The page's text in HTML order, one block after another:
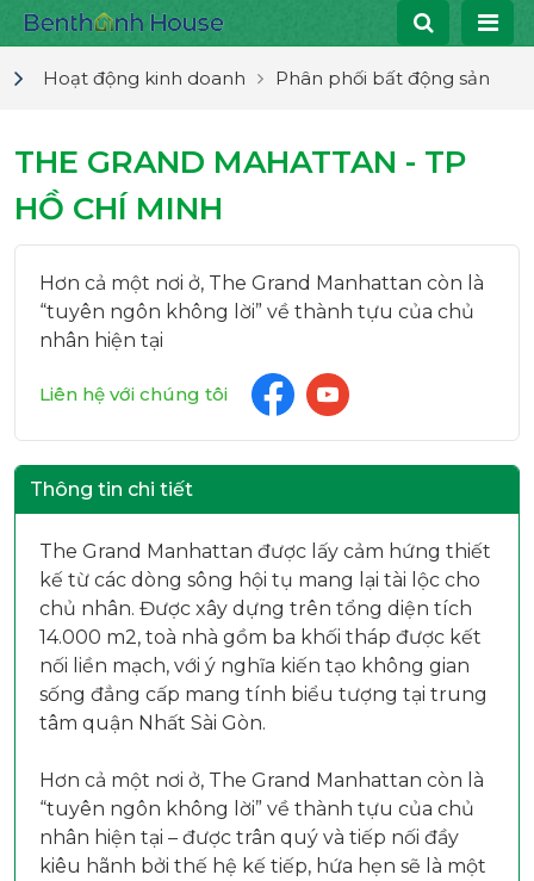
Hoạt động kinh doanh Phân phối bất động sản
THE GRAND MAHATTAN - TP
HỒ CHÍ MINH
Hơn cả một nơi ở, The Grand Manhattan còn là
“tuyên ngôn không lời” về thành tựu của chủ
nhân hiện tại
Liên hệ với chúng tôi
Thông tin chi tiết
The Grand Manhattan được lấy cảm hứng thiết
kế từ các dòng sông hội tụ mang lại tài lộc cho
chủ nhân. Được xây dựng trên tổng diện tích
14.000 m2, toà nhà gồm ba khối tháp được kết
nối liền mạch, với ý nghĩa kiến tạo không gian
sống đẳng cấp mang tính biểu tượng tại trung
tâm quận Nhất Sài Gòn.
Hơn cả một nơi ở, The Grand Manhattan còn là
“tuyên ngôn không lời” về thành tựu của chủ
nhân hiện tại – được trân quý và tiếp nối đầy
kiêu hãnh bởi thế hệ kế tiếp, hứa hẹn sẽ là một